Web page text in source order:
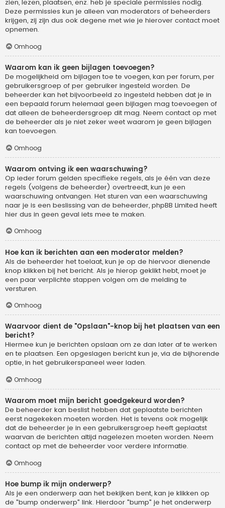
zien, lezen, plaatsen, enz. heb je speciale permissies nodig.
Deze permissies kun je alleen van moderators of beheerders
krijgen, zij zijn dus ook degene met wie je hierover contact moet
opnemen.
Omhoog
Waarom kan ik geen bijlagen toevoegen?
De mogelijkheid om bijlagen toe te voegen, kan per forum, per
gebruikersgroep of per gebruiker ingesteld worden. De
beheerder kan het bijvoorbeeld zo ingesteld hebben dat je in
een bepaald forum helemaal geen bijlagen mag toevoegen of
dat alleen de beheerdersgroep dit mag. Neem contact op met
de beheerder als je niet zeker weet waarom je geen bijlagen
kan toevoegen.
Omhoog
Waarom ontving ik een waarschuwing?
Op ieder forum gelden specifieke regels, als je één van deze
regels (volgens de beheerder) overtreedt, kun je een
waarschuwing ontvangen. Het sturen van een waarschuwing
naar je is een beslissing van de beheerder, phpBB Limited heeft
hier dus in geen geval iets mee te maken.
Omhoog
Hoe kan ik berichten aan een moderator melden?
Als de beheerder het toelaat, kun je op de hiervoor dienende
knop klikken bij het bericht. Als je hierop geklikt hebt, moet je
een paar verplichte stappen volgen om de melding te
versturen.
Omhoog
Waarvoor dient de "Opslaan"-knop bij het plaatsen van een
bericht?
Hiermee kun je berichten opslaan om ze dan later af te werken
en te plaatsen. Een opgeslagen bericht kun je, via de bijhorende
optie, in het gebruikerspaneel weer laden.
Omhoog
Waarom moet mijn bericht goedgekeurd worden?
De beheerder kan beslist hebben dat geplaatste berichten
eerst nagekeken moeten worden. Het is tevens ook mogelijk
dat de beheerder je in een gebruikersgroep heeft geplaatst
waarvan de berichten altijd nagelezen moeten worden. Neem
contact op met de beheerder voor verdere informatie.
Omhoog
Hoe bump ik mijn onderwerp?
Als je een onderwerp aan het bekijken bent, kan je klikken op
de "bump onderwerp" link. Hierdoor "bump" je het onderwerp